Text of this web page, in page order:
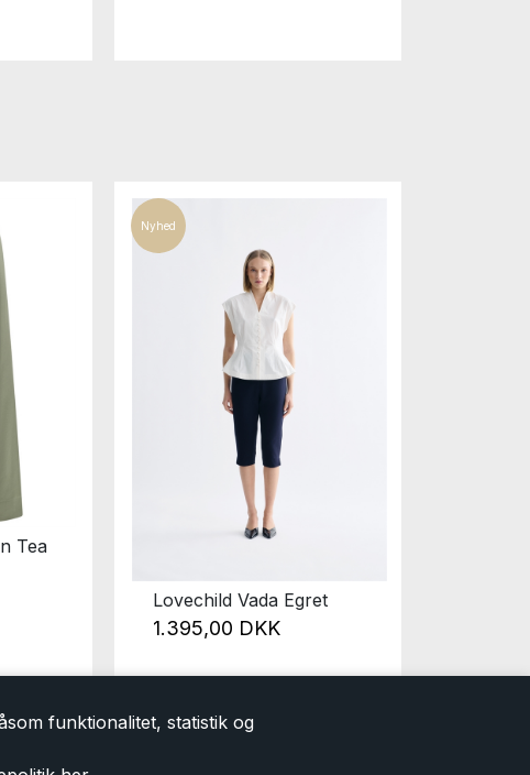
funktionalitet, statistik og
Tea
Nyhed
Lovechild Vada Egret
1.395,00 DKK